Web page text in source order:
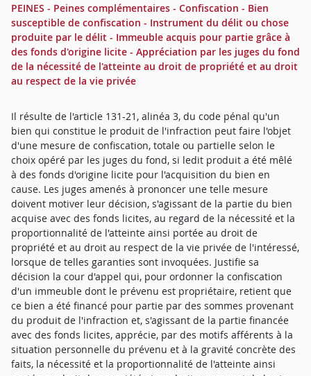
PEINES - Peines complémentaires - Confiscation - Bien
susceptible de confiscation - Instrument du délit ou chose
produite par le délit - Immeuble acquis pour partie grâce à
des fonds d'origine licite - Appréciation par les juges du fond
de la nécessité de l'atteinte au droit de propriété et au droit
au respect de la vie privée
Il résulte de l'article 131-21, alinéa 3, du code pénal qu'un
bien qui constitue le produit de l'infraction peut faire l'objet
d'une mesure de confiscation, totale ou partielle selon le
choix opéré par les juges du fond, si ledit produit a été mêlé
à des fonds d'origine licite pour l'acquisition du bien en
cause. Les juges amenés à prononcer une telle mesure
doivent motiver leur décision, s'agissant de la partie du bien
acquise avec des fonds licites, au regard de la nécessité et la
proportionnalité de l'atteinte ainsi portée au droit de
propriété et au droit au respect de la vie privée de l'intéressé,
lorsque de telles garanties sont invoquées. Justifie sa
décision la cour d'appel qui, pour ordonner la confiscation
d'un immeuble dont le prévenu est propriétaire, retient que
ce bien a été financé pour partie par des sommes provenant
du produit de l'infraction et, s'agissant de la partie financée
avec des fonds licites, apprécie, par des motifs afférents à la
situation personnelle du prévenu et à la gravité concrète des
faits, la nécessité et la proportionnalité de l'atteinte ainsi